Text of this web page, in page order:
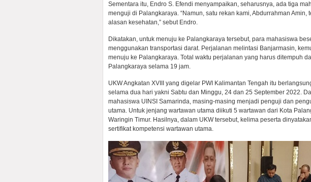
Sementara itu, Endro S. Efendi menyampaikan, seharusnya, ada tiga
menguji di Palangkaraya. “Namun, satu rekan kami, Abdurrahman Amin,
alasan kesehatan,” sebut Endro.
Dikatakan, untuk menuju ke Palangkaraya tersebut, para mahasiswa
menggunakan transportasi darat. Perjalanan melintasi Banjarmasin,
menuju ke Palangkaraya. Total waktu perjalanan yang harus ditempuh
Palangkaraya selama 19 jam.
UKW Angkatan XVIII yang digelar PWI Kalimantan Tengah itu
selama dua hari yakni Sabtu dan Minggu, 24 dan 25 September 2022.
mahasiswa UINSI Samarinda, masing-masing menjadi penguji dan
utama. Untuk jenjang wartawan utama diikuti 5 wartawan dari Kota
Waringin Timur. Hasilnya, dalam UKW tersebut, kelima peserta
sertifikat kompetensi wartawan utama.